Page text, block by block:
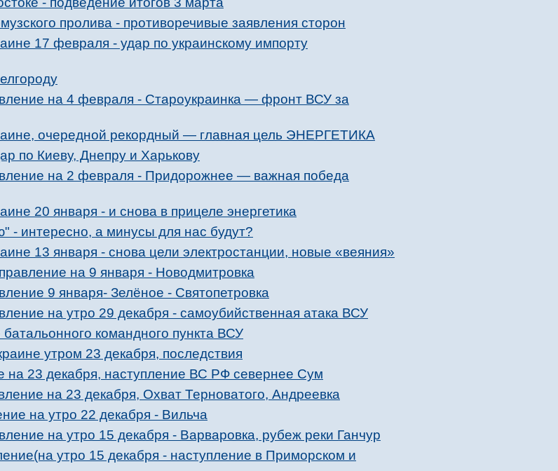
пролива - противоречивые заявления сторон
17 февраля - удар по украинскому импорту
на 4 февраля - Староукраинка — фронт ВСУ за
очередной рекордный — главная цель ЭНЕРГЕТИКА
по Киеву, Днепру и Харькову
на 2 февраля - Придорожнее — важная победа
20 января - и снова в прицеле энергетика
- интересно, а минусы для нас будут?
13 января - снова цели электростанции, новые «веяния»
на 9 января - Новодмитровка
9 января- Зелёное - Святопетровка
на утро 29 декабря - самоубийственная атака ВСУ
командного пункта ВСУ
утром 23 декабря, последствия
23 декабря, наступление ВС РФ севернее Сум
на 23 декабря, Охват Терноватого, Андреевка
на утро 22 декабря - Вильча
на утро 15 декабря - Варваровка, рубеж реки Ганчур
утро 15 декабря - наступление в Приморском и